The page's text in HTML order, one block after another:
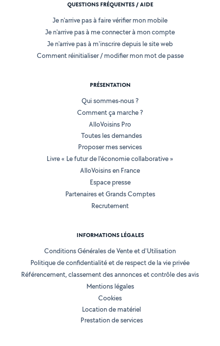
QUESTIONS FRÉQUENTES / AIDE
Je n'arrive pas à faire vérifier mon mobile
Je n'arrive pas à me connecter à mon compte
Je n'arrive pas à m'inscrire depuis le site web
Comment réinitialiser / modifier mon mot de passe
PRÉSENTATION
Qui sommes-nous ?
Comment ça marche ?
AlloVoisins Pro
Toutes les demandes
Proposer mes services
Livre « Le futur de l'économie collaborative »
AlloVoisins en France
Espace presse
Partenaires et Grands Comptes
Recrutement
INFORMATIONS LÉGALES
Conditions Générales de Vente et d'Utilisation
Politique de confidentialité et de respect de la vie privée
Référencement, classement des annonces et contrôle des avis
Mentions légales
Cookies
Location de matériel
Prestation de services